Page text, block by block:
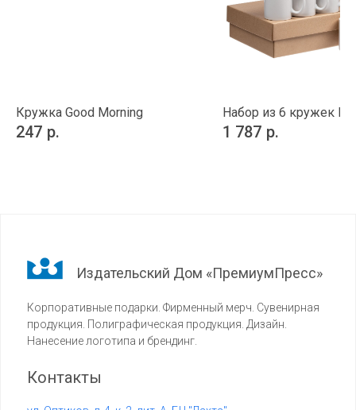
Кружка Good Morning
247 р.
Набор из 6 кружек
1 787 р.
Издательский Дом «ПремиумПресс»
Корпоративные подарки. Фирменный мерч. Сувенирная
продукция. Полиграфическая продукция. Дизайн.
Нанесение логотипа и брендинг.
Контакты